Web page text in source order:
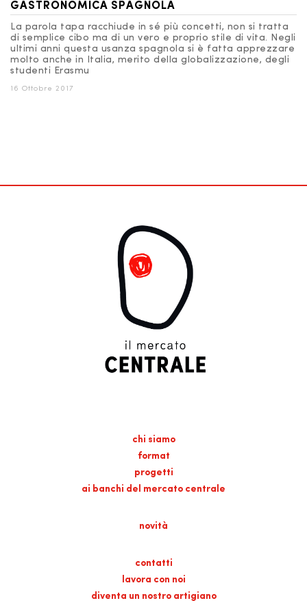
GASTRONOMICA SPAGNOLA
La parola tapa racchiude in sé più concetti, non si tratta
di semplice cibo ma di un vero e proprio stile di vita. Negli
ultimi anni questa usanza spagnola si è fatta apprezzare
molto anche in Italia, merito della globalizzazione, degli
studenti Erasmu
16 Ottobre 2017
chi siamo
format
progetti
ai banchi del mercato centrale
novità
contatti
lavora con noi
diventa un nostro artigiano